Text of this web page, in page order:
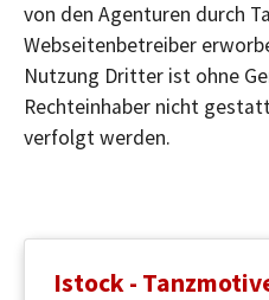
von den Agenturen durch
Webseitenbetreiber
Nutzung Dritter ist ohne
Rechteinhaber nicht
verfolgt werden.
Istock -